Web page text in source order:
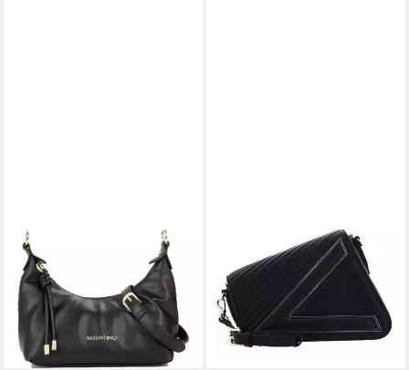
VALENTINO BAGS
Umhängetasche Crossbody
Bag
105,00 €
lieferbar - in 2-3 Werktagen bei dir
VALENTINO BAGS
Umhängetasche Belville
79,29 €
129,99 €
-39%
lieferbar - in 2-3 Werktagen bei dir